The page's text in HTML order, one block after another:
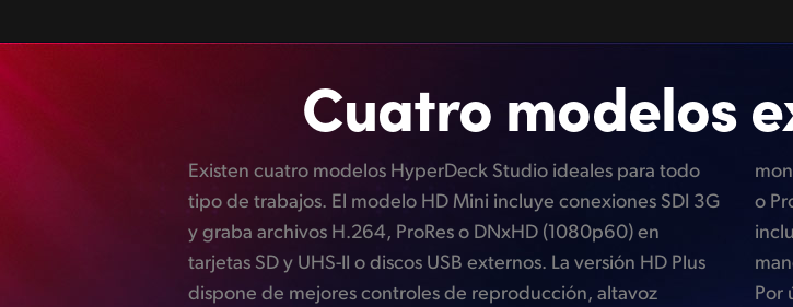
Cuatro modelos
Existen cuatro modelos HyperDeck Studio ideales para todo
tipo de trabajos. El modelo HD Mini incluye conexiones SDI 3G
y graba archivos H.264, ProRes o DNxHD (1080p60) en
tarjetas SD y UHS-II o discos USB externos. La versión HD Plus
dispone de mejores controles de reproducción, altavoz
monitorización SDI y grabación en archivos H.264 (1080p60)
o ProRes y DNxHD (2160p30). Por su parte, el modelo HD Pro
incluye además dos compartimientos para unidades SSD y un
mando giratorio de búsqueda en metal mecanizado.
Por último, el extraordinario modelo 4K Pro graba archivos